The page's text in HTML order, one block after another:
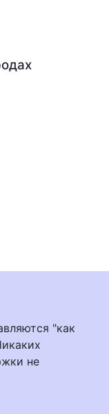
"как
не